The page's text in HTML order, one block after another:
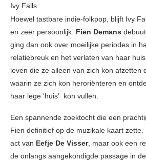
Ivy Falls
Hoewel tastbare indie-folkpop, blijft Ivy
en zeer persoonlijk. Fien Demans debuut
ging dan ook over moeilijke periodes in
relatiebreuk en het verlaten van haar
leven die ze alleen van zich kon afzetten
waarin ze zich kon heroriënteren en
haar lege ‘huis’ kon vullen.
Een spannende zoektocht die een
Fien definitief op de muzikale kaart
act van Eefje De Visser, maar ook een
de onlangs aangekondigde passage in